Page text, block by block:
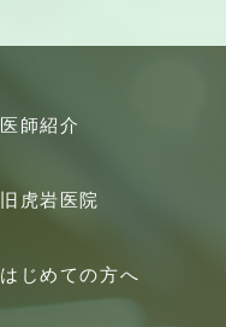
医師紹介
旧虎岩医院
はじめての方へ